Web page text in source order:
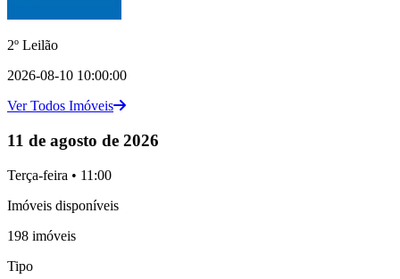
2º Leilão
2026-08-10 10:00:00
Ver Todos Imóveis
11 de agosto de 2026
Terça-feira • 11:00
Imóveis disponíveis
198 imóveis
Tipo